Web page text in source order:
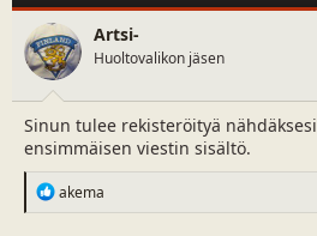
Artsi-
Huoltovalikon jäsen
Sinun tulee rekisteröityä
ensimmäisen viestin sisältö.
R
e
akema